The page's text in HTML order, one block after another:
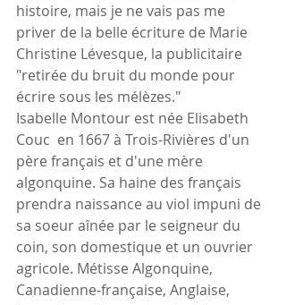
histoire, mais je ne vais pas me
priver de la belle écriture de Marie
Christine Lévesque, la publicitaire
"retirée du bruit du monde pour
écrire sous les mélèzes."
Isabelle Montour est née Elisabeth
Couc  en 1667 à Trois-Rivières d'un
père français et d'une mère
algonquine. Sa haine des français
prendra naissance au viol impuni de
sa soeur aînée par le seigneur du
coin, son domestique et un ouvrier
agricole. Métisse Algonquine,
Canadienne-française, Anglaise,